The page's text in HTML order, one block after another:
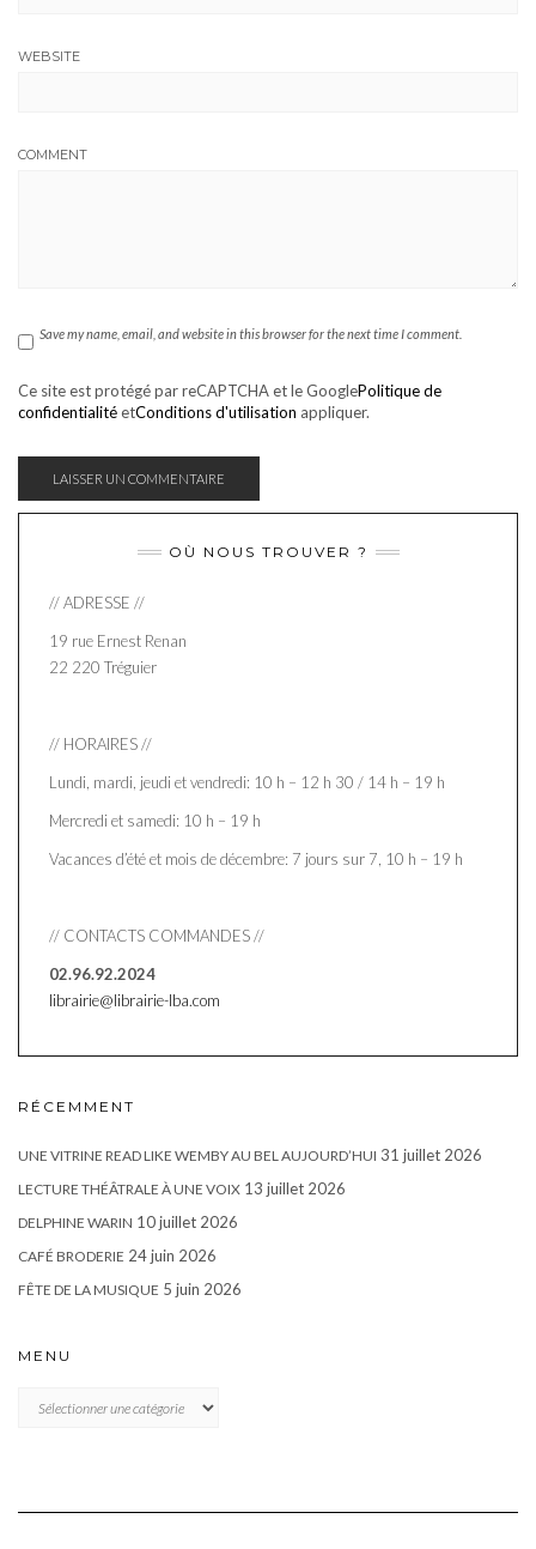
WEBSITE
COMMENT
Save my name, email, and website in this browser for the next time I comment.
Ce site est protégé par reCAPTCHA et le GooglePolitique de
confidentialitéetConditions d'utilisation appliquer.
OÙ NOUS TROUVER ?
// ADRESSE //
19 rue Ernest Renan
22 220 Tréguier
// HORAIRES //
Lundi, mardi, jeudi et vendredi: 10 h – 12 h 30 / 14 h – 19 h
Mercredi et samedi: 10 h – 19 h
Vacances d’été et mois de décembre: 7 jours sur 7, 10 h – 19 h
// CONTACTS COMMANDES //
02.96.92.2024
librairie@librairie-lba.com
RÉCEMMENT
UNE VITRINE READ LIKE WEMBY AU BEL AUJOURD’HUI 31 juillet 2026
LECTURE THÉÂTRALE À UNE VOIX 13 juillet 2026
DELPHINE WARIN 10 juillet 2026
CAFÉ BRODERIE 24 juin 2026
FÊTE DE LA MUSIQUE 5 juin 2026
MENU